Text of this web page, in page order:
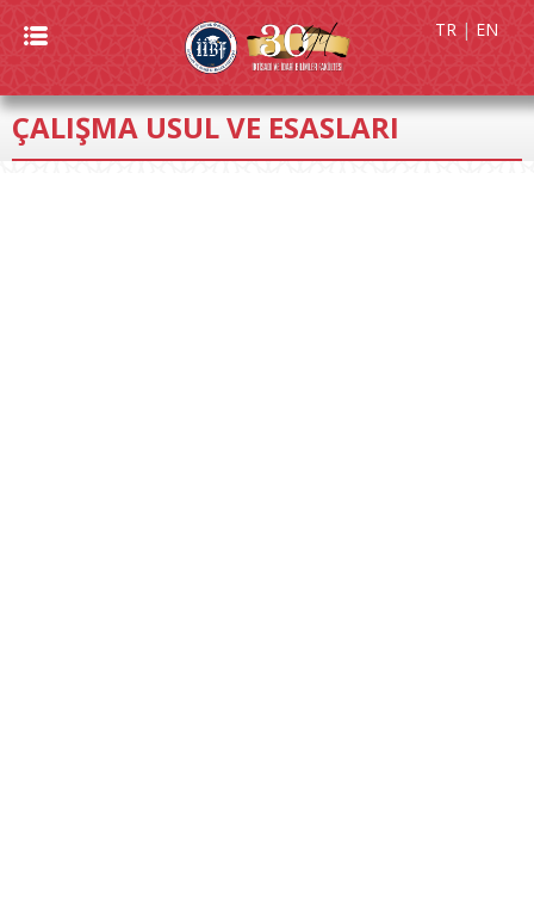
TR | EN
ÇALIŞMA USUL VE ESASLARI